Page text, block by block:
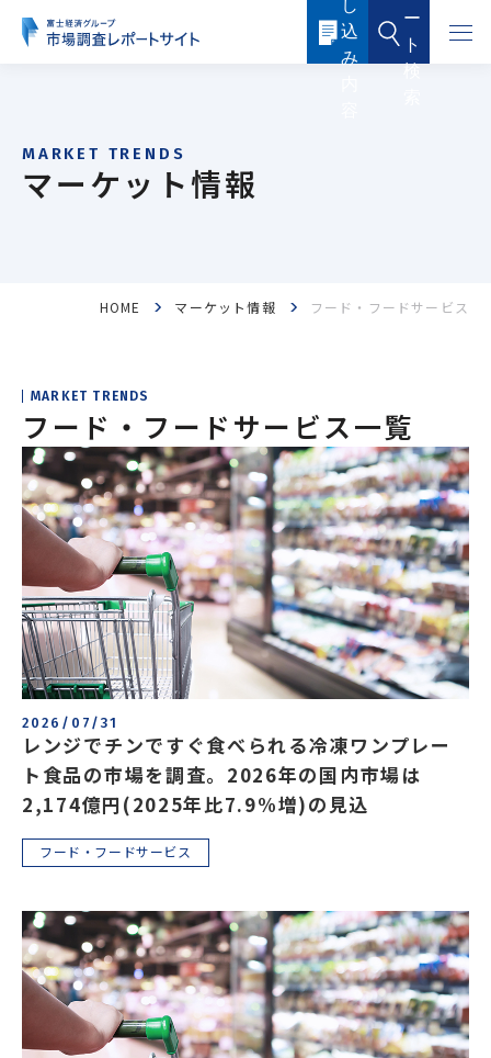
し
込
み
ー
ト
検
フード・フードサービス ヘルスケア
産業機器・制御機器 電子機器・電子部品
ICTソリューション・サービス ケミカル・マテリアル
エネルギー 環境・社会・インフラ
建築・住宅 自動車・輸送
その他
マーケット情報
HOME マーケット情報 フード・フードサービス
MARKET TRENDS
フード・フードサービス一覧
2026/07/31
レンジでチンですぐ食べられる冷凍ワンプレー
ト食品の市場を調査。2026年の国内市場は
2,174億円(2025年比7.9%増)の見込
フード・フードサービス